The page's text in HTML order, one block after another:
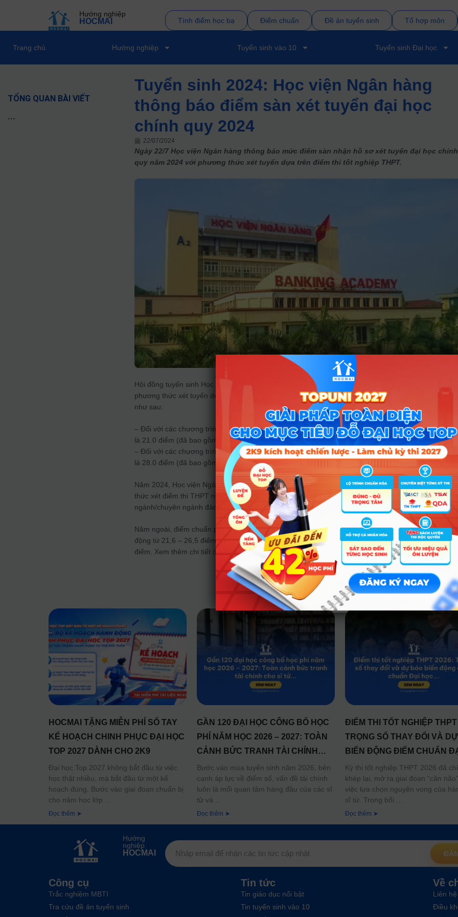
Hướng nghiệp
HOCMAI Tính điểm học bạ Điểm chuẩn Đề án tuyển sinh Tổ hợp môn
Trang chủ Hướng nghiệp Tuyển sinh vào 10 Tuyển sinh Đại học
TỔNG QUAN BÀI VIẾT
...
Tuyển sinh 2024: Học viện Ngân hàng
thông báo điểm sàn xét tuyển đại học
chính quy 2024
22/07/2024
Ngày 22/7 Học viện Ngân hàng thông báo mức điểm sàn nhận hồ sơ xét tuyển đại học chính
quy năm 2024 với phương thức xét tuyển dựa trên điểm thi tốt nghiệp THPT.
Hội đồng tuyển sinh Học viện Ngân hàng thông báo về mức điểm sàn nhận hồ sơ xét tuyển đối với
phương thức xét tuyển dựa trên kết quả thi tốt nghiệp THPT 2024 tại Trụ sở Học viện (mã trường
như sau:
– Đối với các chương trình đào tạo tính điểm xét tuyển trên thang điểm 30: mức điểm sàn nhận hồ
là 21.0 điểm (đã bao gồm điểm ưu tiên theo quy chế tuyển sinh hiện hành).
– Đối với các chương trình đào tạo tính điểm xét tuyển trên thang điểm 40: mức điểm sàn nhận hồ
là 28.0 điểm (đã bao gồm điểm ưu tiên theo quy chế tuyển sinh hiện hành).
Năm 2024, Học viện Ngân hàng xét tuyển 3.514 chỉ tiêu cho 30 chương trình đào tạo. Đối với
thức xét điểm thi THPT năm 2024, Học viện Ngân hàng dành tối thiểu 50% chỉ tiêu cho tất cả các
ngành/chuyên ngành đào tạo.
Năm ngoài, điểm chuẩn phương thức xét kết quả thi tốt nghiệp THPT của Học viện Ngân hàng dao
động từ 21,6 – 26,5 điểm. Ngành Luật Kinh tế có điểm trúng tuyển cao nhất vào Học viện với 26,5
điểm. Xem thêm chi tiết điểm chuẩn Học viện Ngân hàng năm 2023TẠI ĐÂY
Tin tức liên quan
HOCMAI TẶNG MIỄN PHÍ SỔ TAY
KẾ HOẠCH CHINH PHỤC ĐẠI HỌC
TOP 2027 DÀNH CHO 2K9
Đại học Top 2027 không bắt đầu từ việc
học thật nhiều, mà bắt đầu từ một kế
hoạch đúng. Bước vào giai đoạn chuẩn bị
cho năm học lớp
Đọc thêm ➤
GẦN 120 ĐẠI HỌC CÔNG BỐ HỌC
PHÍ NĂM HỌC 2026 – 2027: TOÀN
CẢNH BỨC TRANH TÀI CHÍNH
CHO SĨ TỬ
Bước vào mùa tuyển sinh năm 2026, bên
cạnh áp lực về điểm số, vấn đề tài chính
luôn là mối quan tâm hàng đầu của các sĩ
tử và
Đọc thêm ➤
ĐIỂM THI TỐT NGHIỆP
TRỌNG SỐ THAY ĐỔI VÀ
BIẾN ĐỘNG ĐIỂM CHUẨN
HỌC
Kỳ thi tốt nghiệp THPT 2026 đã
khép lại, mở ra giai đoạn “cân
việc lựa chọn nguyện vọng của
sĩ tử. Trong bối
Đọc thêm ➤
Hướng
nghiệp
HOCMAI
Công cụ
Trắc nghiệm MBTI
Tra cứu đề án tuyển sinh
Tin tức
Tin giáo dục nổi bật
Tin tuyển sinh vào 10
Về
Liên hệ
Điều